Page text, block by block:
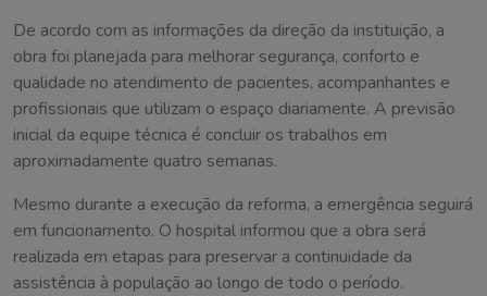
De acordo com as informações da direção da instituição, a
obra foi planejada para melhorar segurança, conforto e
qualidade no atendimento de pacientes, acompanhantes e
profissionais que utilizam o espaço diariamente. A previsão
inicial da equipe técnica é concluir os trabalhos em
aproximadamente quatro semanas.
Mesmo durante a execução da reforma, a emergência seguirá
em funcionamento. O hospital informou que a obra será
realizada em etapas para preservar a continuidade da
assistência à população ao longo de todo o período.